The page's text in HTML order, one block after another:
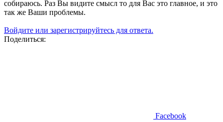
собираюсь. Раз Вы видите смысл то для Вас это главное, и это
так же Ваши проблемы.
Войдите или зарегистрируйтесь для ответа.
Поделиться:
Facebook